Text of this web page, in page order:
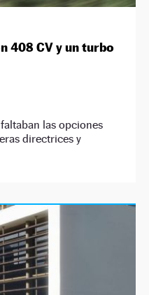
408 CV y un turbo
las opciones
directrices y